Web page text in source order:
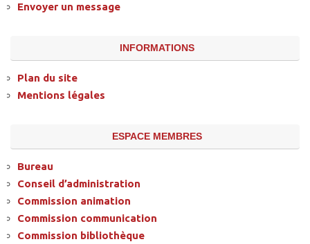
Envoyer un message
INFORMATIONS
Plan du site
Mentions légales
ESPACE MEMBRES
Bureau
Conseil d’administration
Commission animation
Commission communication
Commission bibliothèque